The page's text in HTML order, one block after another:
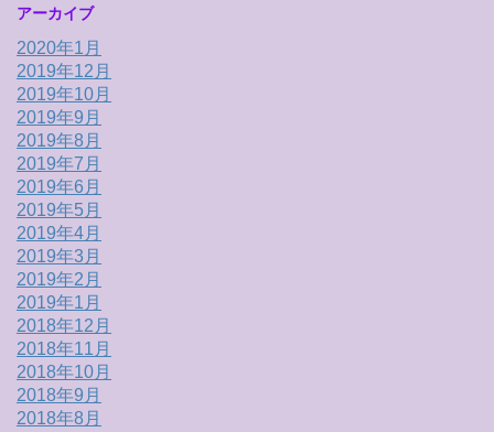
アーカイブ
2020年1月
2019年12月
2019年10月
2019年9月
2019年8月
2019年7月
2019年6月
2019年5月
2019年4月
2019年3月
2019年2月
2019年1月
2018年12月
2018年11月
2018年10月
2018年9月
2018年8月